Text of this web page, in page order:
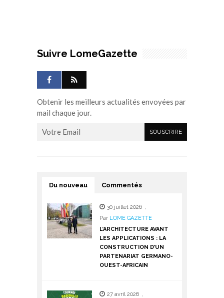
Suivre LomeGazette
Obtenir les meilleurs actualités envoyées par
mail chaque jour.
Du nouveau Commentés
30 juillet 2026 ,
Par LOME GAZETTE
L’ARCHITECTURE AVANT
LES APPLICATIONS : LA
CONSTRUCTION D’UN
PARTENARIAT GERMANO-
OUEST-AFRICAIN
27 avril 2026 ,